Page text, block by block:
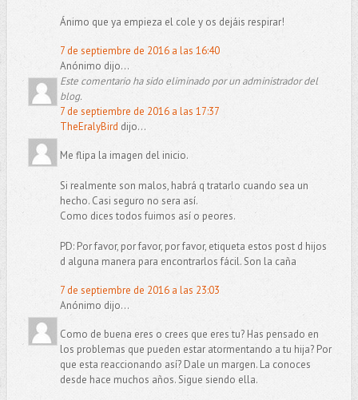
Ánimo que ya empieza el cole y os dejáis respirar!
7 de septiembre de 2016 a las 16:40
Anónimo dijo...
Este comentario ha sido eliminado por un administrador del
blog.
7 de septiembre de 2016 a las 17:37
TheEralyBird dijo...
Me flipa la imagen del inicio.
Si realmente son malos, habrá q tratarlo cuando sea un
hecho. Casi seguro no sera así.
Como dices todos fuimos así o peores.
PD: Por favor, por favor, por favor, etiqueta estos post d hijos
d alguna manera para encontrarlos fácil. Son la caña
7 de septiembre de 2016 a las 23:03
Anónimo dijo...
Como de buena eres o crees que eres tu? Has pensado en
los problemas que pueden estar atormentando a tu hija? Por
que esta reaccionando así? Dale un margen. La conoces
desde hace muchos años. Sigue siendo ella.